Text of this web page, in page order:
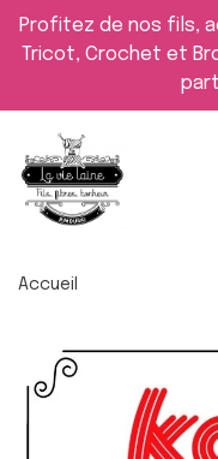
Profitez de nos fils,
Tricot, Crochet et
Accueil